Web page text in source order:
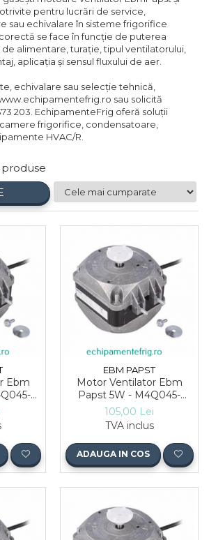
R404apentru lucrări de service,
sau echivalare în sisteme frigorifice
se face în funcție de puterea
alimentare, turație, tipul ventilatorului,
aplicația și sensul fluxului de aer.
echivalare sau selecție tehnică,
sau solicită
203. EchipamenteFrig oferă soluții
frigorifice, condensatoare,
HVAC/R.
produse
Ebm
EBM PAPST
Motor Ventilator Ebm
Papst 5W - M4Q045-
BD01-75
105,00 Lei
TVA inclus
ADAUGA IN COS